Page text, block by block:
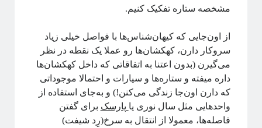
مشخصه ستاره تفکیک کنیم.
از اون‌جایی‌ که کیهان‌شناس‌ها با فواصل خیلی زیاد
سروکار دارن، کهکشان‌ها رو عملا یک نقطه در نظر
می‌گیرن (بدون اعتنا به اتفاقاتی که داخل کهکشان‌ها
داره میفته و ستاره‌ها و سیارات و احتمالا موجوداتی
که دارن اون‌جا زندگی می‌کنن!) و به‌جای استفاده از
واحدهایی مثل سال نوری یا پارسک برای گفتن
فاصله‌ها، معمولا از انتقال به سرخ(رِد شیفت)